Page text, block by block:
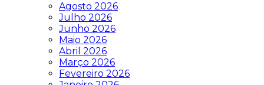
Agosto 2026
Julho 2026
Junho 2026
Maio 2026
Abril 2026
Março 2026
Fevereiro 2026